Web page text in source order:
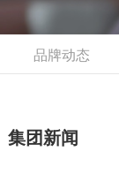
品牌动态
集团新闻